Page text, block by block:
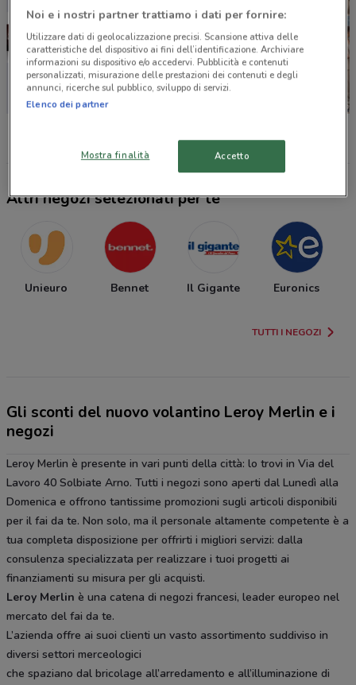
Altri negozi selezionati per te
Unieuro Bennet Il Gigante Euronics
TUTTI I NEGOZI
Gli sconti del nuovo volantino Leroy Merlin e i
negozi
Leroy Merlin è presente in vari punti della città: lo trovi in Via del
Lavoro 40 Solbiate Arno. Tutti i negozi sono aperti dal Lunedì alla
Domenica e offrono tantissime promozioni sugli articoli disponibili
per il fai da te. Non solo, ma il personale altamente competente è a
tua completa disposizione per offrirti i migliori servizi: dalla
consulenza specializzata per realizzare i tuoi progetti ai
finanziamenti su misura per gli acquisti.
Leroy Merlin è una catena di negozi francesi, leader europeo nel
mercato del fai da te.
L’azienda offre ai suoi clienti un vasto assortimento suddiviso in
diversi settori merceologici
che spaziano dal bricolage all’arredamento e all’illuminazione di
Noi e i nostri partner trattiamo i dati per fornire:
Utilizzare dati di geolocalizzazione precisi. Scansione attiva delle
caratteristiche del dispositivo ai fini dell’identificazione. Archiviare
informazioni su dispositivo e/o accedervi. Pubblicità e contenuti
personalizzati, misurazione delle prestazioni dei contenuti e degli
annunci, ricerche sul pubblico, sviluppo di servizi.
Elenco dei partner
Mostra finalità Accetto